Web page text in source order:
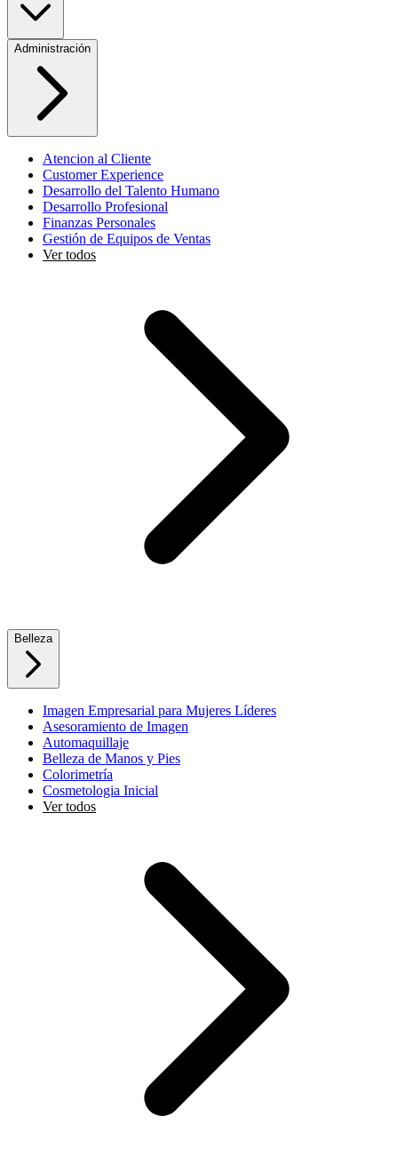
Administración
Atencion al Cliente
Customer Experience
Desarrollo del Talento Humano
Desarrollo Profesional
Finanzas Personales
Gestión de Equipos de Ventas
Ver todos
Belleza
Imagen Empresarial para Mujeres Líderes
Asesoramiento de Imagen
Automaquillaje
Belleza de Manos y Pies
Colorimetría
Cosmetologia Inicial
Ver todos